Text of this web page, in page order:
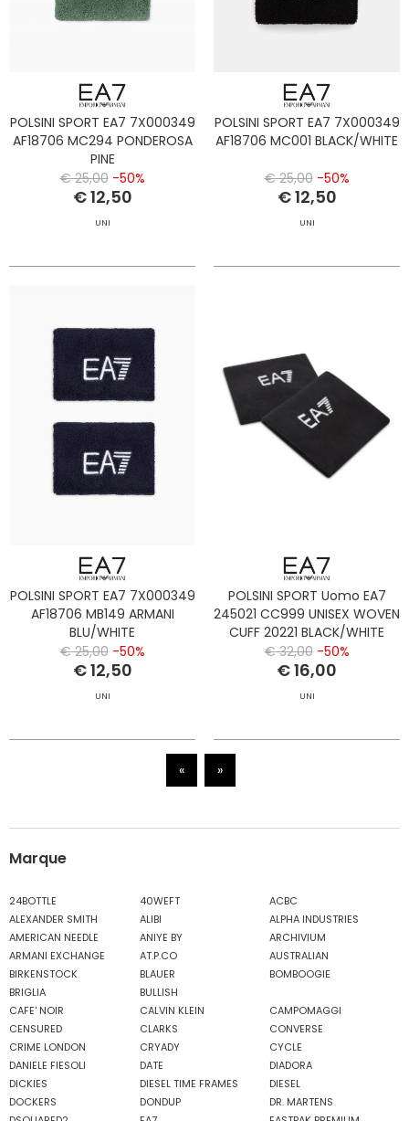
POLSINI SPORT EA7 7X000349
AF18706 MC294 PONDEROSA
PINE
€ 25,00 -50%
€ 12,50
UNI
POLSINI SPORT EA7 7X000349
AF18706 MC001 BLACK/WHITE
€ 25,00 -50%
€ 12,50
UNI
POLSINI SPORT EA7 7X000349
AF18706 MB149 ARMANI
BLU/WHITE
€ 25,00 -50%
€ 12,50
UNI
POLSINI SPORT Uomo EA7
245021 CC999 UNISEX WOVEN
CUFF 20221 BLACK/WHITE
€ 32,00 -50%
€ 16,00
UNI
« »
Marque
24BOTTLE 40WEFT
ACBC
ALEXANDER SMITH
ALIBI
ALPHA INDUSTRIES
AMERICAN NEEDLE
ANIYE BY
ARCHIVIUM
ARMANI EXCHANGE
AT.P.CO
AUSTRALIAN
BIRKENSTOCK
BLAUER
BOMBOOGIE
BRIGLIA
BULLISH
CAFE' NOIR
CALVIN KLEIN
CAMPOMAGGI
CENSURED
CLARKS
CONVERSE
CRIME LONDON
CRYADY
CYCLE
DANIELE FIESOLI
DATE
DIADORA
DICKIES
DIESEL TIME FRAMES
DIESEL
DOCKERS
DONDUP
DR. MARTENS